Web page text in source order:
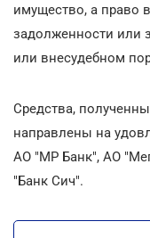
имущество, а право
задолженности или
или внесудебном
Средства,
направлены на
АО "МР Банк", АО
"Банк Сич".